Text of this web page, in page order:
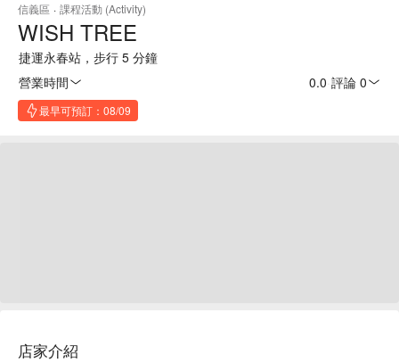
信義區 · 課程活動 (Activity)
WISH TREE
捷運永春站，步行 5 分鐘
營業時間
0.0 評論 0
最早可預訂：08/09
店家介紹